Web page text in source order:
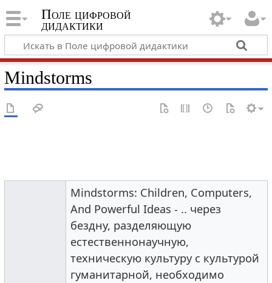
Поле цифровой
дидактики
Mindstorms
Mindstorms: Children, Computers,
And Powerful Ideas - .. через
бездну, разделяющую
естественнонаучную,
техническую культуру с культурой
гуманитарной, необходимо